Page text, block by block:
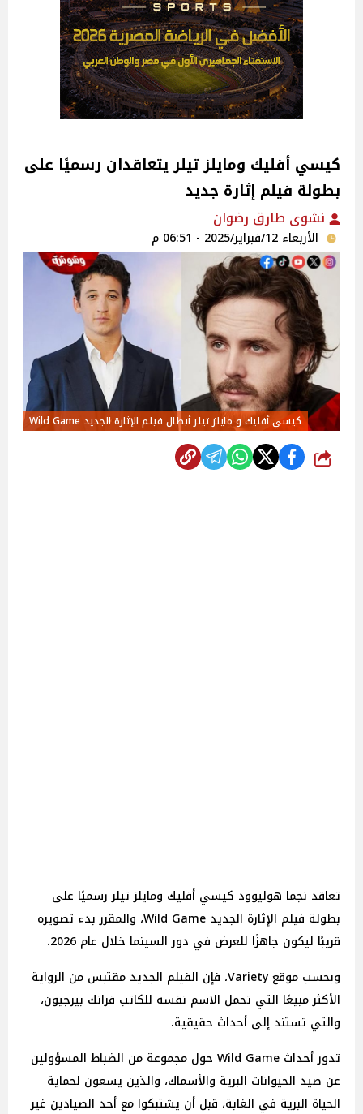
كيسي أفليك ومايلز تيلر يتعاقدان رسميًا على
بطولة فيلم إثارة جديد
نشوى طارق رضوان
الأربعاء 12/فبراير/2025 - 06:51 م
كيسي أفليك و مايلز تيلر أبطال فيلم الإثارة الجديد Wild Game
شارك
تعاقد نجما هوليوود كيسي أفليك ومايلز تيلر رسميًا على
بطولة فيلم الإثارة الجديد Wild Game، والمقرر بدء تصويره
قريبًا ليكون جاهزًا للعرض في دور السينما خلال عام 2026.
وبحسب موقع Variety، فإن الفيلم الجديد مقتبس من الرواية
الأكثر مبيعًا التي تحمل الاسم نفسه للكاتب فرانك بيرجيون،
والتي تستند إلى أحداث حقيقية.
تدور أحداث Wild Game حول مجموعة من الضباط المسؤولين
عن صيد الحيوانات البرية والأسماك، والذين يسعون لحماية
الحياة البرية في الغابة، قبل أن يشتبكوا مع أحد الصيادين غير